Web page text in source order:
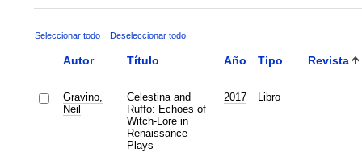
Seleccionar todo Deseleccionar todo
Autor Título Año Tipo Revista
Gravino,
Neil
Celestina and
Ruffo: Echoes of
Witch-Lore in
Renaissance
Plays
2017 Libro